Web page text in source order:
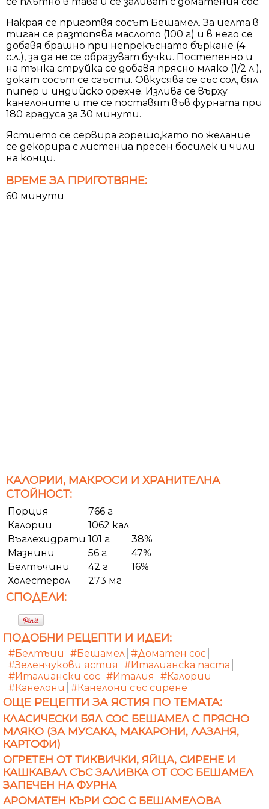
Накрая се приготвя сосът Бешамел. За целта в
тиган се разтопява маслото (100 г) и в него се
добавя брашно при непрекъснато бъркане (4
с.л.), за да не се образуват бучки. Постепенно и
на тънка струйка се добавя прясно мляко (1/2 л.),
докат сосът се сгъсти. Овкусява се със сол, бял
пипер и индийско орехче. Излива се върху
канелоните и те се поставят във фурната при
180 градуса за 30 минути.
Ястието се сервира горещо,като по желание
се декорира с листенца пресен босилек и чили
на конци.
ВРЕМЕ ЗА ПРИГОТВЯНЕ:
60 минути
КАЛОРИИ, МАКРОСИ И ХРАНИТЕЛНА
СТОЙНОСТ:
Порция
766 г
Калории
1062 кал
Въглехидрати 101 г
38%
Мазнини
56 г
47%
Белтъчини
42 г
16%
Холестерол
273 мг
СПОДЕЛИ:
ПОДОБНИ РЕЦЕПТИ И ИДЕИ:
#Белтъци #Бешамел #Доматен сос
#Зеленчукови ястия
#Италианска паста
#Италиански сос #Италия
#Калории
#Канелони
#Канелони със сирене
ОЩЕ РЕЦЕПТИ ЗА ЯСТИЯ ПО ТЕМАТА:
КЛАСИЧЕСКИ БЯЛ СОС БЕШАМЕЛ С ПРЯСНО
МЛЯКО (ЗА МУСАКА, МАКАРОНИ, ЛАЗАНЯ,
КАРТОФИ)
ОГРЕТЕН ОТ ТИКВИЧКИ, ЯЙЦА, СИРЕНЕ И
КАШКАВАЛ СЪС ЗАЛИВКА ОТ СОС БЕШАМЕЛ
ЗАПЕЧЕН НА ФУРНА
АРОМАТЕН КЪРИ СОС С БЕШАМЕЛОВА